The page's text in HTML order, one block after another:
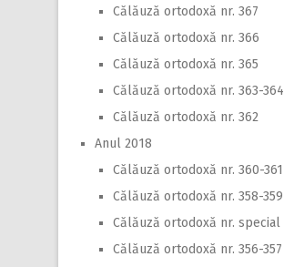
Călăuză ortodoxă nr. 367
Călăuză ortodoxă nr. 366
Călăuză ortodoxă nr. 365
Călăuză ortodoxă nr. 363-364
Călăuză ortodoxă nr. 362
Anul 2018
Călăuză ortodoxă nr. 360-361
Călăuză ortodoxă nr. 358-359
Călăuză ortodoxă nr. special
Călăuză ortodoxă nr. 356-357